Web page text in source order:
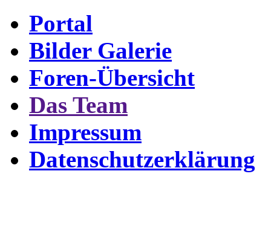
Portal
Bilder Galerie
Foren-Übersicht
Das Team
Impressum
Datenschutzerklärung